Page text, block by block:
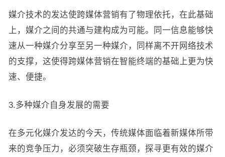
媒介技术的发达使跨媒体营销有了物理依托，在此基础
上，媒介之间的共通与建构成为可能。同一信息能够快
速从一种媒介分享至另一种媒介，同样离不开网络技术
的支撑，这使得跨媒体营销在智能终端的基础上更为快
速、便捷。
3.多种媒介自身发展的需要
在多元化媒介发达的今天，传统媒体面临着新媒体所带
来的竞争压力，必须突破生存瓶颈，探寻更有效的媒介